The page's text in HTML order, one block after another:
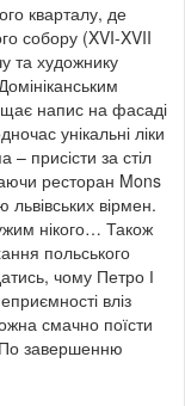
кварталу, де
собору (XVI-XVII
та художнику
напис на фасаді
унікальні ліки
– присісти за стіл
ресторан Mons
львівських вірмен.
нікого… Також
польського
чому Петро І
вліз
смачно поїсти
По завершенню